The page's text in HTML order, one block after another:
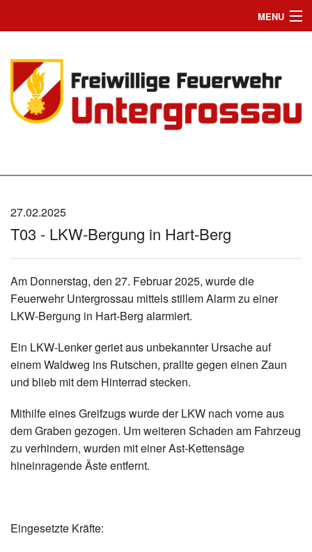
MENU
Einsätze
News
Wir suchen Dich
Fahrzeuge
Bilder
Kontakt
27.02.2025
T03 - LKW-Bergung in Hart-Berg
Am Donnerstag, den 27. Februar 2025, wurde die
Feuerwehr Untergrossau mittels stillem Alarm zu einer
LKW-Bergung in Hart-Berg alarmiert.
Ein LKW-Lenker geriet aus unbekannter Ursache auf
einem Waldweg ins Rutschen, prallte gegen einen Zaun
und blieb mit dem Hinterrad stecken.
Mithilfe eines Greifzugs wurde der LKW nach vorne aus
dem Graben gezogen. Um weiteren Schaden am Fahrzeug
zu verhindern, wurden mit einer Ast-Kettensäge
hineinragende Äste entfernt.
Eingesetzte Kräfte: